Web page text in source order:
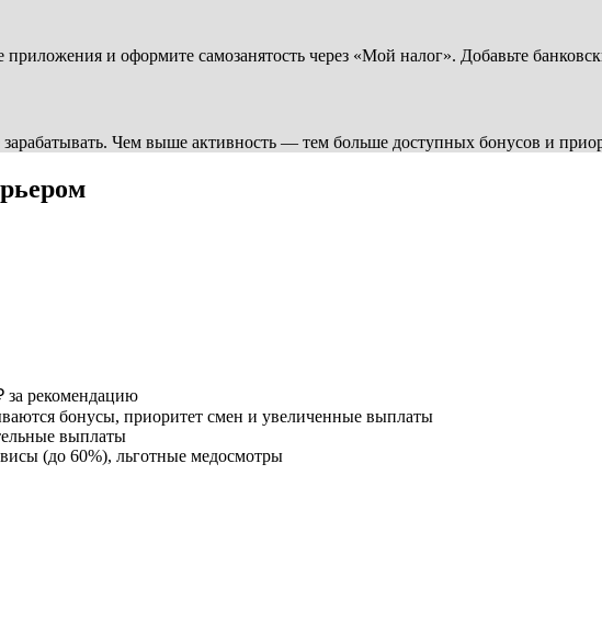
и оформите самозанятость через «Мой налог». Добавьте
Чем выше активность — тем больше доступных бонусов и
за рекомендацию
бонусы, приоритет смен и увеличенные выплаты
выплаты
(до 60%), льготные медосмотры